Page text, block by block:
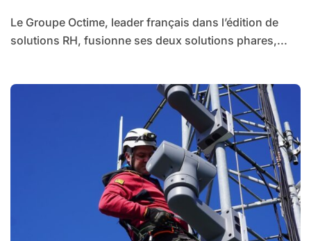
Le Groupe Octime, leader français dans l’édition de
solutions RH, fusionne ses deux solutions phares,...